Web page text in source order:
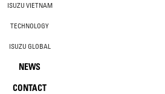
ISUZU VIETNAM
TECHNOLOGY
ISUZU GLOBAL
NEWS
CONTACT